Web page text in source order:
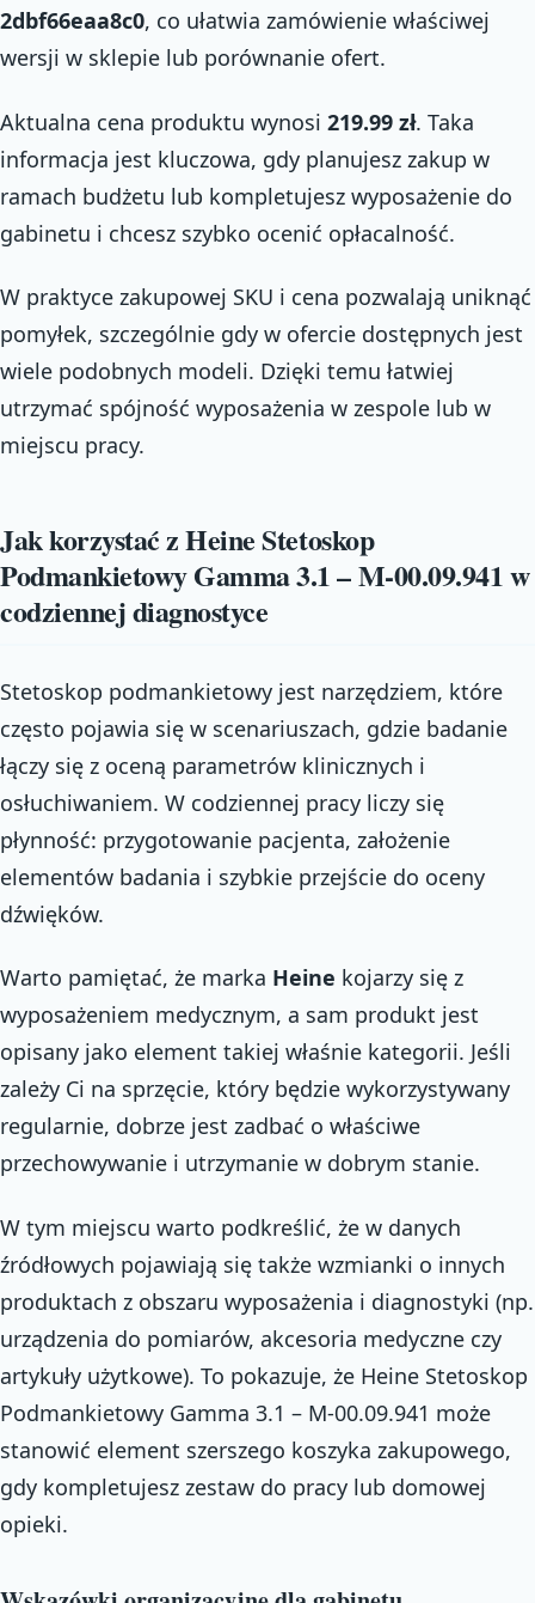
2dbf66eaa8c0, co ułatwia zamówienie właściwej
wersji w sklepie lub porównanie ofert.
Aktualna cena produktu wynosi 219.99 zł. Taka
informacja jest kluczowa, gdy planujesz zakup w
ramach budżetu lub kompletujesz wyposażenie do
gabinetu i chcesz szybko ocenić opłacalność.
W praktyce zakupowej SKU i cena pozwalają uniknąć
pomyłek, szczególnie gdy w ofercie dostępnych jest
wiele podobnych modeli. Dzięki temu łatwiej
utrzymać spójność wyposażenia w zespole lub w
miejscu pracy.
Jak korzystać z Heine Stetoskop
Podmankietowy Gamma 3.1 – M-00.09.941 w
codziennej diagnostyce
Stetoskop podmankietowy jest narzędziem, które
często pojawia się w scenariuszach, gdzie badanie
łączy się z oceną parametrów klinicznych i
osłuchiwaniem. W codziennej pracy liczy się
płynność: przygotowanie pacjenta, założenie
elementów badania i szybkie przejście do oceny
dźwięków.
Warto pamiętać, że marka Heine kojarzy się z
wyposażeniem medycznym, a sam produkt jest
opisany jako element takiej właśnie kategorii. Jeśli
zależy Ci na sprzęcie, który będzie wykorzystywany
regularnie, dobrze jest zadbać o właściwe
przechowywanie i utrzymanie w dobrym stanie.
W tym miejscu warto podkreślić, że w danych
źródłowych pojawiają się także wzmianki o innych
produktach z obszaru wyposażenia i diagnostyki (np.
urządzenia do pomiarów, akcesoria medyczne czy
artykuły użytkowe). To pokazuje, że Heine Stetoskop
Podmankietowy Gamma 3.1 – M-00.09.941 może
stanowić element szerszego koszyka zakupowego,
gdy kompletujesz zestaw do pracy lub domowej
opieki.